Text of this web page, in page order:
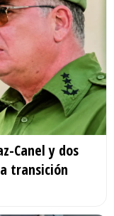
Canel y dos
transición